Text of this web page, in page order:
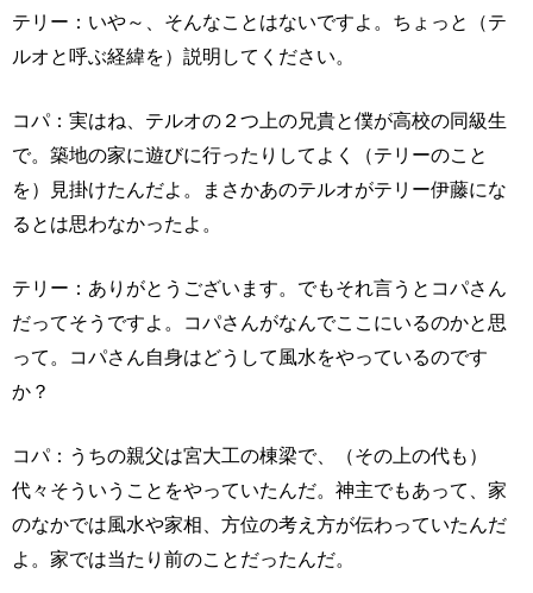
テリー：いや～、そんなことはないですよ。ちょっと（テ
ルオと呼ぶ経緯を）説明してください。
コパ：実はね、テルオの２つ上の兄貴と僕が高校の同級生
で。築地の家に遊びに行ったりしてよく（テリーのこと
を）見掛けたんだよ。まさかあのテルオがテリー伊藤にな
るとは思わなかったよ。
テリー：ありがとうございます。でもそれ言うとコパさん
だってそうですよ。コパさんがなんでここにいるのかと思
って。コパさん自身はどうして風水をやっているのです
か？
コパ：うちの親父は宮大工の棟梁で、（その上の代も）
代々そういうことをやっていたんだ。神主でもあって、家
のなかでは風水や家相、方位の考え方が伝わっていたんだ
よ。家では当たり前のことだったんだ。